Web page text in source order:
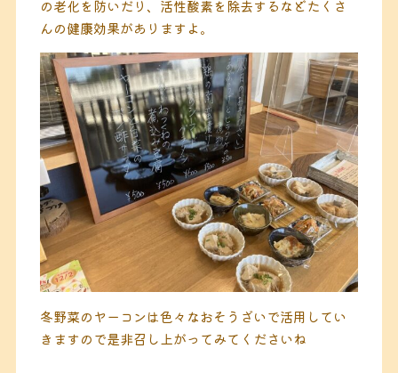
の老化を防いだり、活性酸素を除去するなどたくさ
んの健康効果がありますよ。
冬野菜のヤーコンは色々なおそうざいで活用してい
きますので是非召し上がってみてくださいね